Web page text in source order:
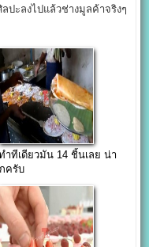
ลปะลงไปแล้วช่างมูลค้าจริงๆ
ำทีเดียวมัน 14 ชิ้นเลย น่า
ครับ